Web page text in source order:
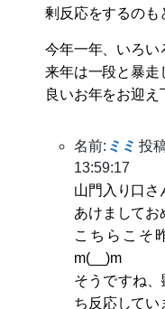
剰反応をするのも
今年一年、いろい
来年は一段と暴走
良いお年をお迎え
名前: ミミ 投
13:59:17
山門入り口さ
あけましてお
こちらこそ
m(__)m
そうですね
ち反応してい